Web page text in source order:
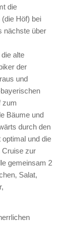
die
Höf) bei
nächste über
alte
der
und
zum
Bäume und
durch den
und die
Cruise zur
gemeinsam 2
Salat,